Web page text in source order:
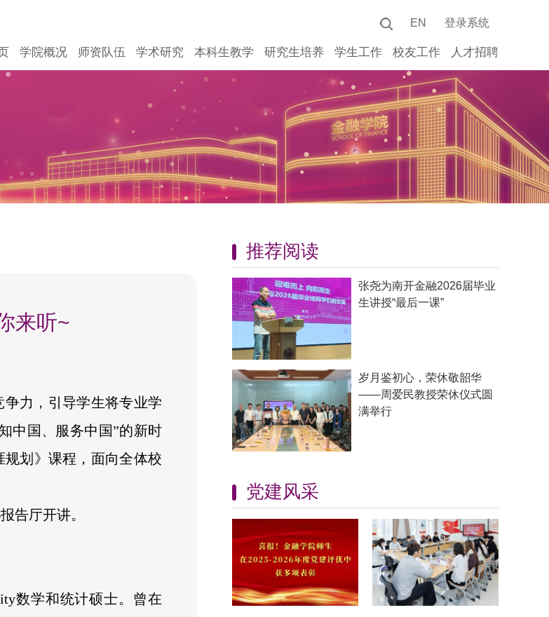
EN 登录系统
学院概况 师资队伍 学术研究 本科生教学 研究生培养 学生工作 校友工作 人才招聘
推荐阅读
张尧为南开金融2026届毕业
生讲授“最后一课”
岁月鉴初心，荣休敬韶华
——周爱民教授荣休仪式圆
满举行
党建风采
来听~
力，引导学生将专业学
中国、服务中国”的新时
划》课程，面向全体校
告厅开讲。
数学和统计硕士。曾在